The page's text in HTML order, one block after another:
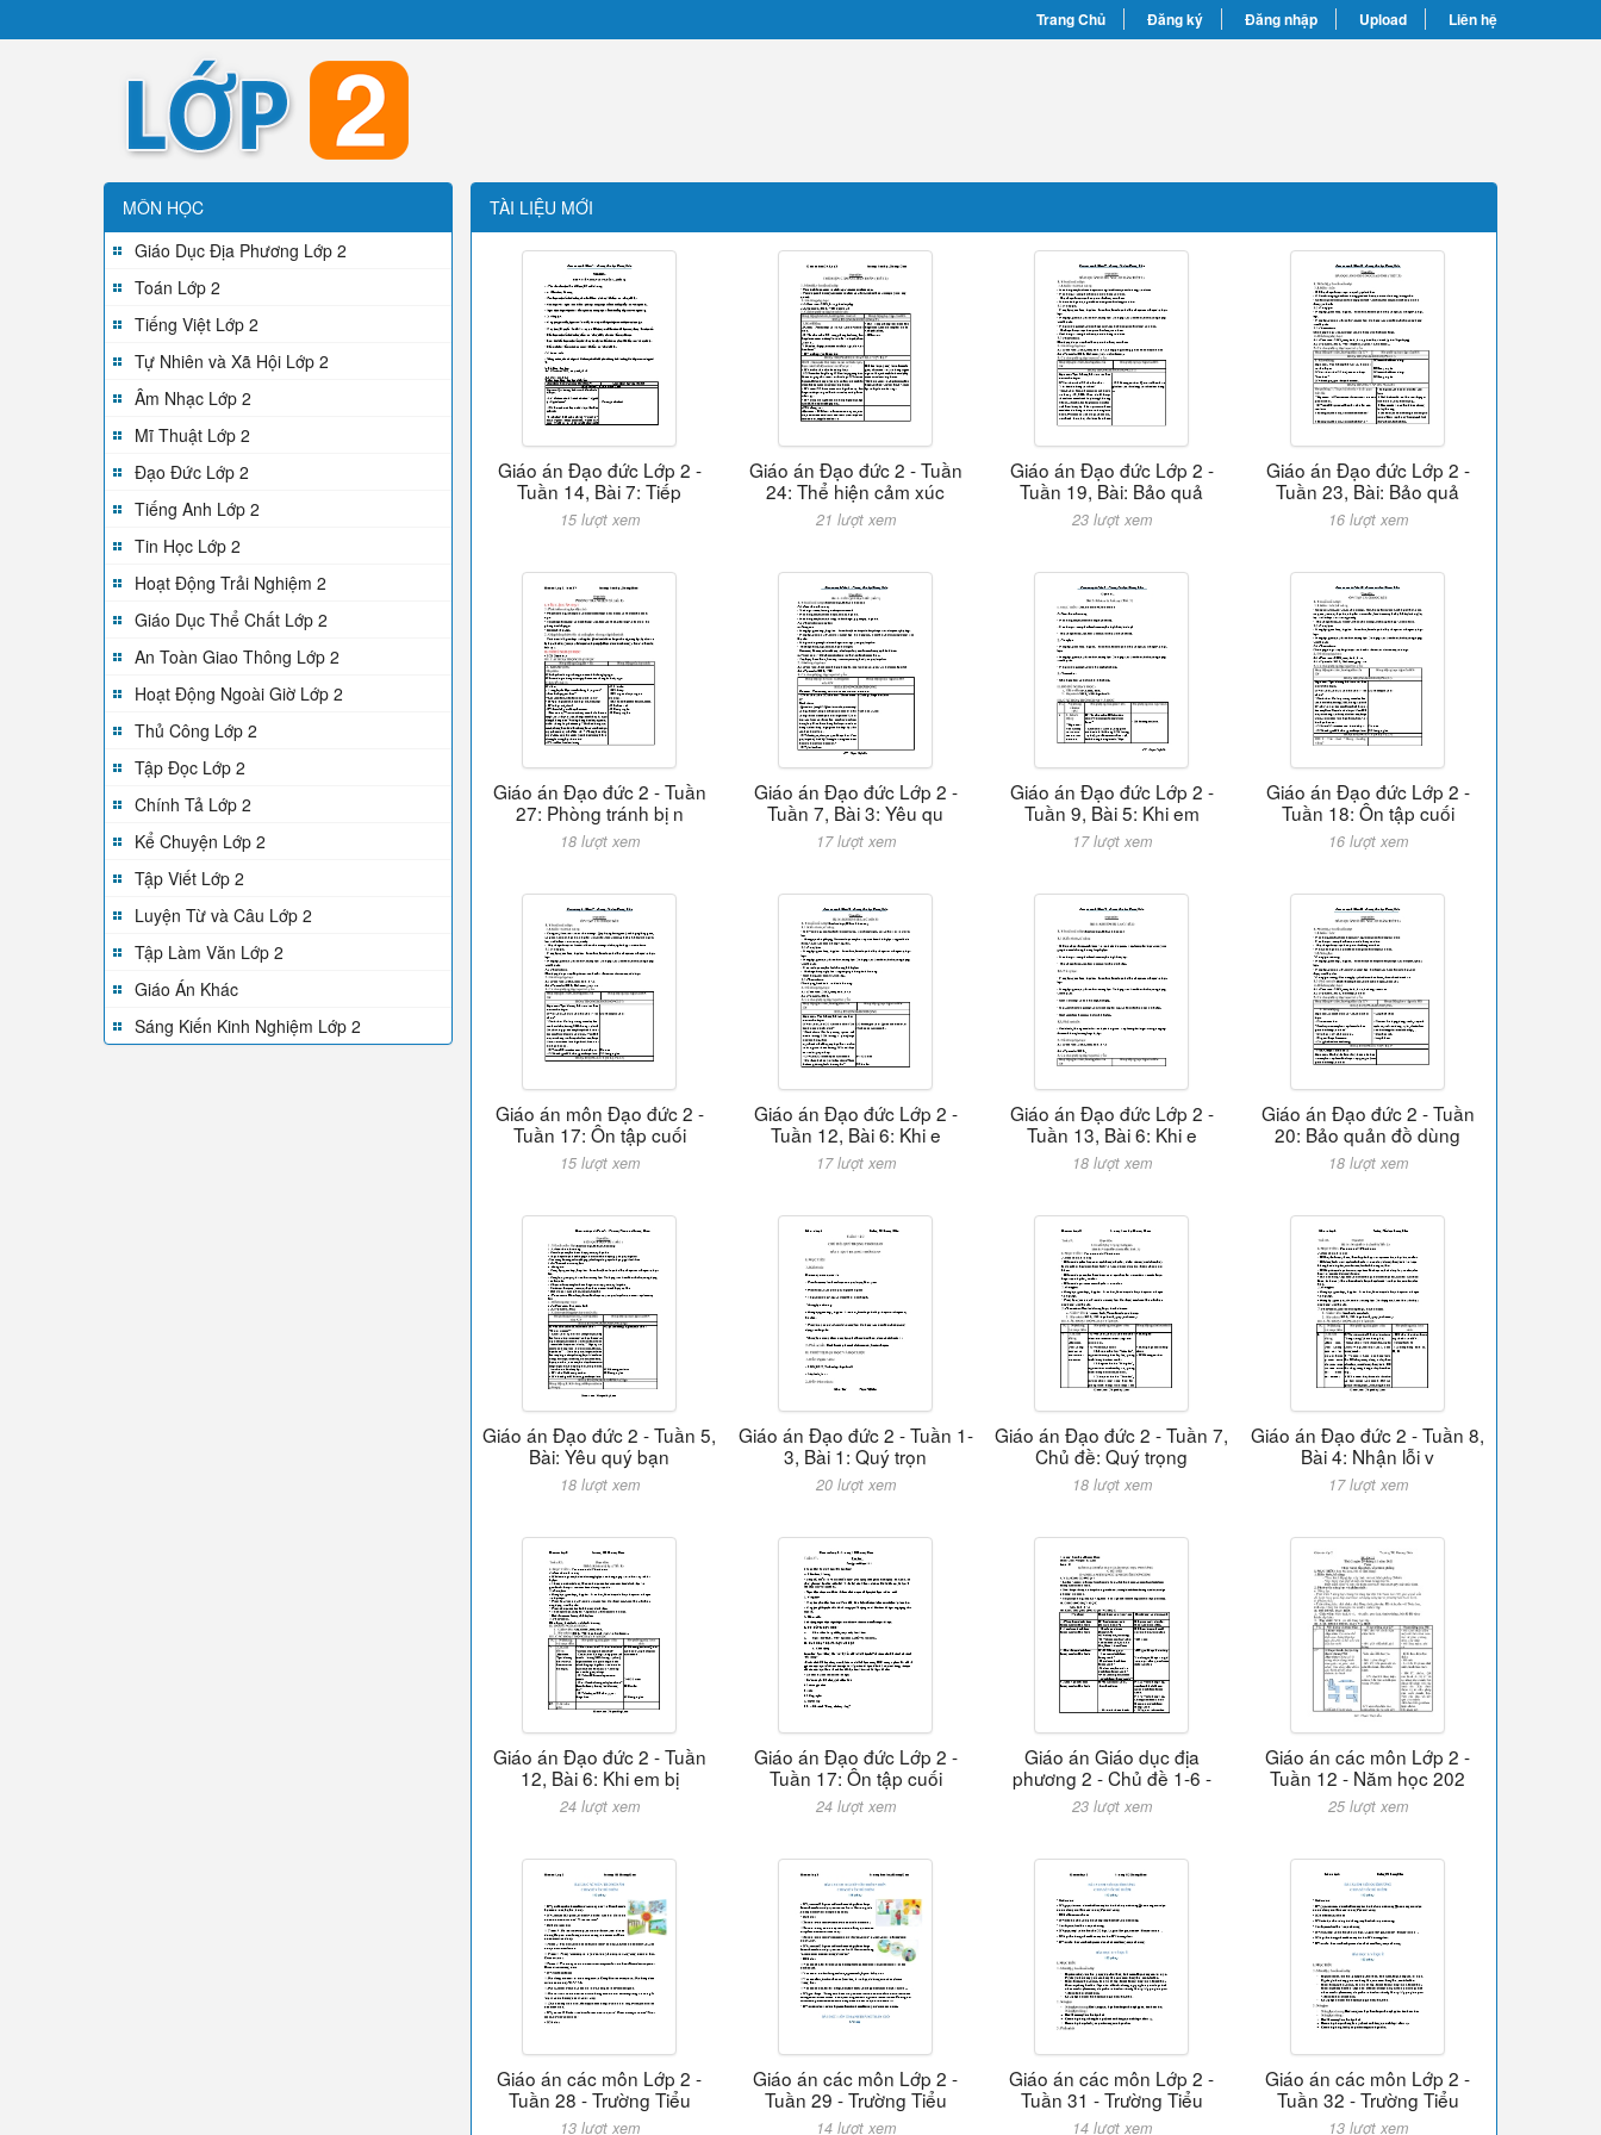
Trang Chủ Đăng ký Đăng nhập Upload Liên hệ
MÔN HỌC
Giáo Dục Địa Phương Lớp 2
Toán Lớp 2
Tiếng Việt Lớp 2
Tự Nhiên và Xã Hội Lớp 2
Âm Nhạc Lớp 2
Mĩ Thuật Lớp 2
Đạo Đức Lớp 2
Tiếng Anh Lớp 2
Tin Học Lớp 2
Hoạt Động Trải Nghiệm 2
Giáo Dục Thể Chất Lớp 2
An Toàn Giao Thông Lớp 2
Hoạt Động Ngoài Giờ Lớp 2
Thủ Công Lớp 2
Tập Đọc Lớp 2
Chính Tả Lớp 2
Kể Chuyện Lớp 2
Tập Viết Lớp 2
Luyện Từ và Câu Lớp 2
Tập Làm Văn Lớp 2
Giáo Án Khác
Sáng Kiến Kinh Nghiệm Lớp 2
TÀI LIỆU MỚI
Giáo án Đạo đức Lớp 2 -
Tuần 14, Bài 7: Tiếp
15 lượt xem
Giáo án Đạo đức 2 - Tuần
24: Thể hiện cảm xúc
21 lượt xem
Giáo án Đạo đức Lớp 2 -
Tuần 19, Bài: Bảo quả
23 lượt xem
Giáo án Đạo đức Lớp 2 -
Tuần 23, Bài: Bảo quả
16 lượt xem
Giáo án Đạo đức 2 - Tuần
27: Phòng tránh bị n
18 lượt xem
Giáo án Đạo đức Lớp 2 -
Tuần 7, Bài 3: Yêu qu
17 lượt xem
Giáo án Đạo đức Lớp 2 -
Tuần 9, Bài 5: Khi em
17 lượt xem
Giáo án Đạo đức Lớp 2 -
Tuần 18: Ôn tập cuối
16 lượt xem
Giáo án môn Đạo đức 2 -
Tuần 17: Ôn tập cuối
15 lượt xem
Giáo án Đạo đức Lớp 2 -
Tuần 12, Bài 6: Khi e
17 lượt xem
Giáo án Đạo đức Lớp 2 -
Tuần 13, Bài 6: Khi e
18 lượt xem
Giáo án Đạo đức 2 - Tuần
20: Bảo quản đồ dùng
18 lượt xem
Giáo án Đạo đức 2 - Tuần 5,
Bài: Yêu quý bạn
18 lượt xem
Giáo án Đạo đức 2 - Tuần 1-
3, Bài 1: Quý trọn
20 lượt xem
Giáo án Đạo đức 2 - Tuần 7,
Chủ đề: Quý trọng
18 lượt xem
Giáo án Đạo đức 2 - Tuần 8,
Bài 4: Nhận lỗi v
17 lượt xem
Giáo án Đạo đức 2 - Tuần
12, Bài 6: Khi em bị
24 lượt xem
Giáo án Đạo đức Lớp 2 -
Tuần 17: Ôn tập cuối
24 lượt xem
Giáo án Giáo dục địa
phương 2 - Chủ đề 1-6 -
23 lượt xem
Giáo án các môn Lớp 2 -
Tuần 12 - Năm học 202
25 lượt xem
Giáo án các môn Lớp 2 -
Tuần 28 - Trường Tiểu
13 lượt xem
Giáo án các môn Lớp 2 -
Tuần 29 - Trường Tiểu
14 lượt xem
Giáo án các môn Lớp 2 -
Tuần 31 - Trường Tiểu
14 lượt xem
Giáo án các môn Lớp 2 -
Tuần 32 - Trường Tiểu
13 lượt xem